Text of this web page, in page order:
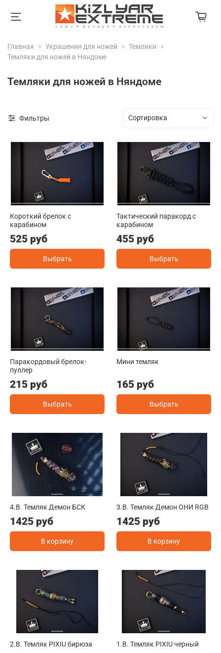
Главная Украшения для ножей
Темляки
Темляки для ножей в Няндоме
Темляки для ножей в Няндоме
Фильтры
Короткий брелок с
карабином
525 руб
Выбрать
Тактический паракорд с
карабином
455 руб
Выбрать
Паракордовый брелок-
пуллер
215 руб
Выбрать
Мини темляк
165 руб
Выбрать
4.B. Темляк Демон БСК
1425 руб
В корзину
3.B. Темляк Демон ОНИ RGB
1425 руб
В корзину
2.B. Темляк PIXIU бирюза 1.B. Темляк PIXIU черный